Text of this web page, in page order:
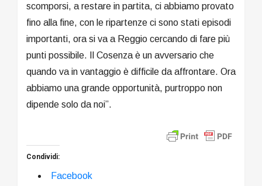
scomporsi, a restare in partita, ci abbiamo provato
fino alla fine, con le ripartenze ci sono stati episodi
importanti, ora si va a Reggio cercando di fare più
punti possibile. Il Cosenza è un avversario che
quando va in vantaggio è difficile da affrontare. Ora
abbiamo una grande opportunità, purtroppo non
dipende solo da noi”.
Condividi:
Facebook